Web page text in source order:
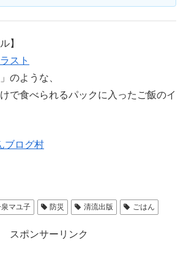
】
スト
のような、
で食べられるパックに入ったご飯のイ
ブログ村
マユ子 防災 清流出版 ごはん
スポンサーリンク